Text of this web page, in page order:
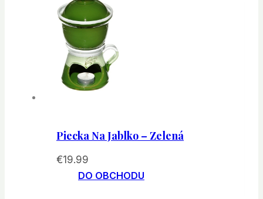
Piecka Na Jablko – Zelená
€19.99
DO OBCHODU